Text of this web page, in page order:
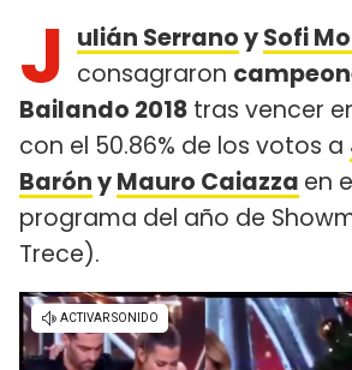
J ulián SerranoySofi
consagraron
Bailando 2018 tras vencer
con el 50.86% de los votos a
BarónyMauro Caiazza en
programa del año de
Trece).